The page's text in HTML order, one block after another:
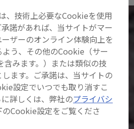
、技術上必要なCookieを使用
諾があれば、当サイトがマー
ザーのオンライン体験向上を
う、その他のCookie（サー
含みます。）または類似の技
ます。ご承諾は、当サイトの
設定でいつでも取り消すこ
詳しくは、弊社のプライバシ
のCookie設定をご覧くださ